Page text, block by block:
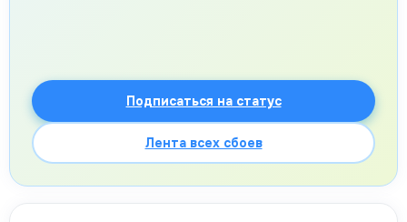
Подписаться на статус
Лента всех сбоев